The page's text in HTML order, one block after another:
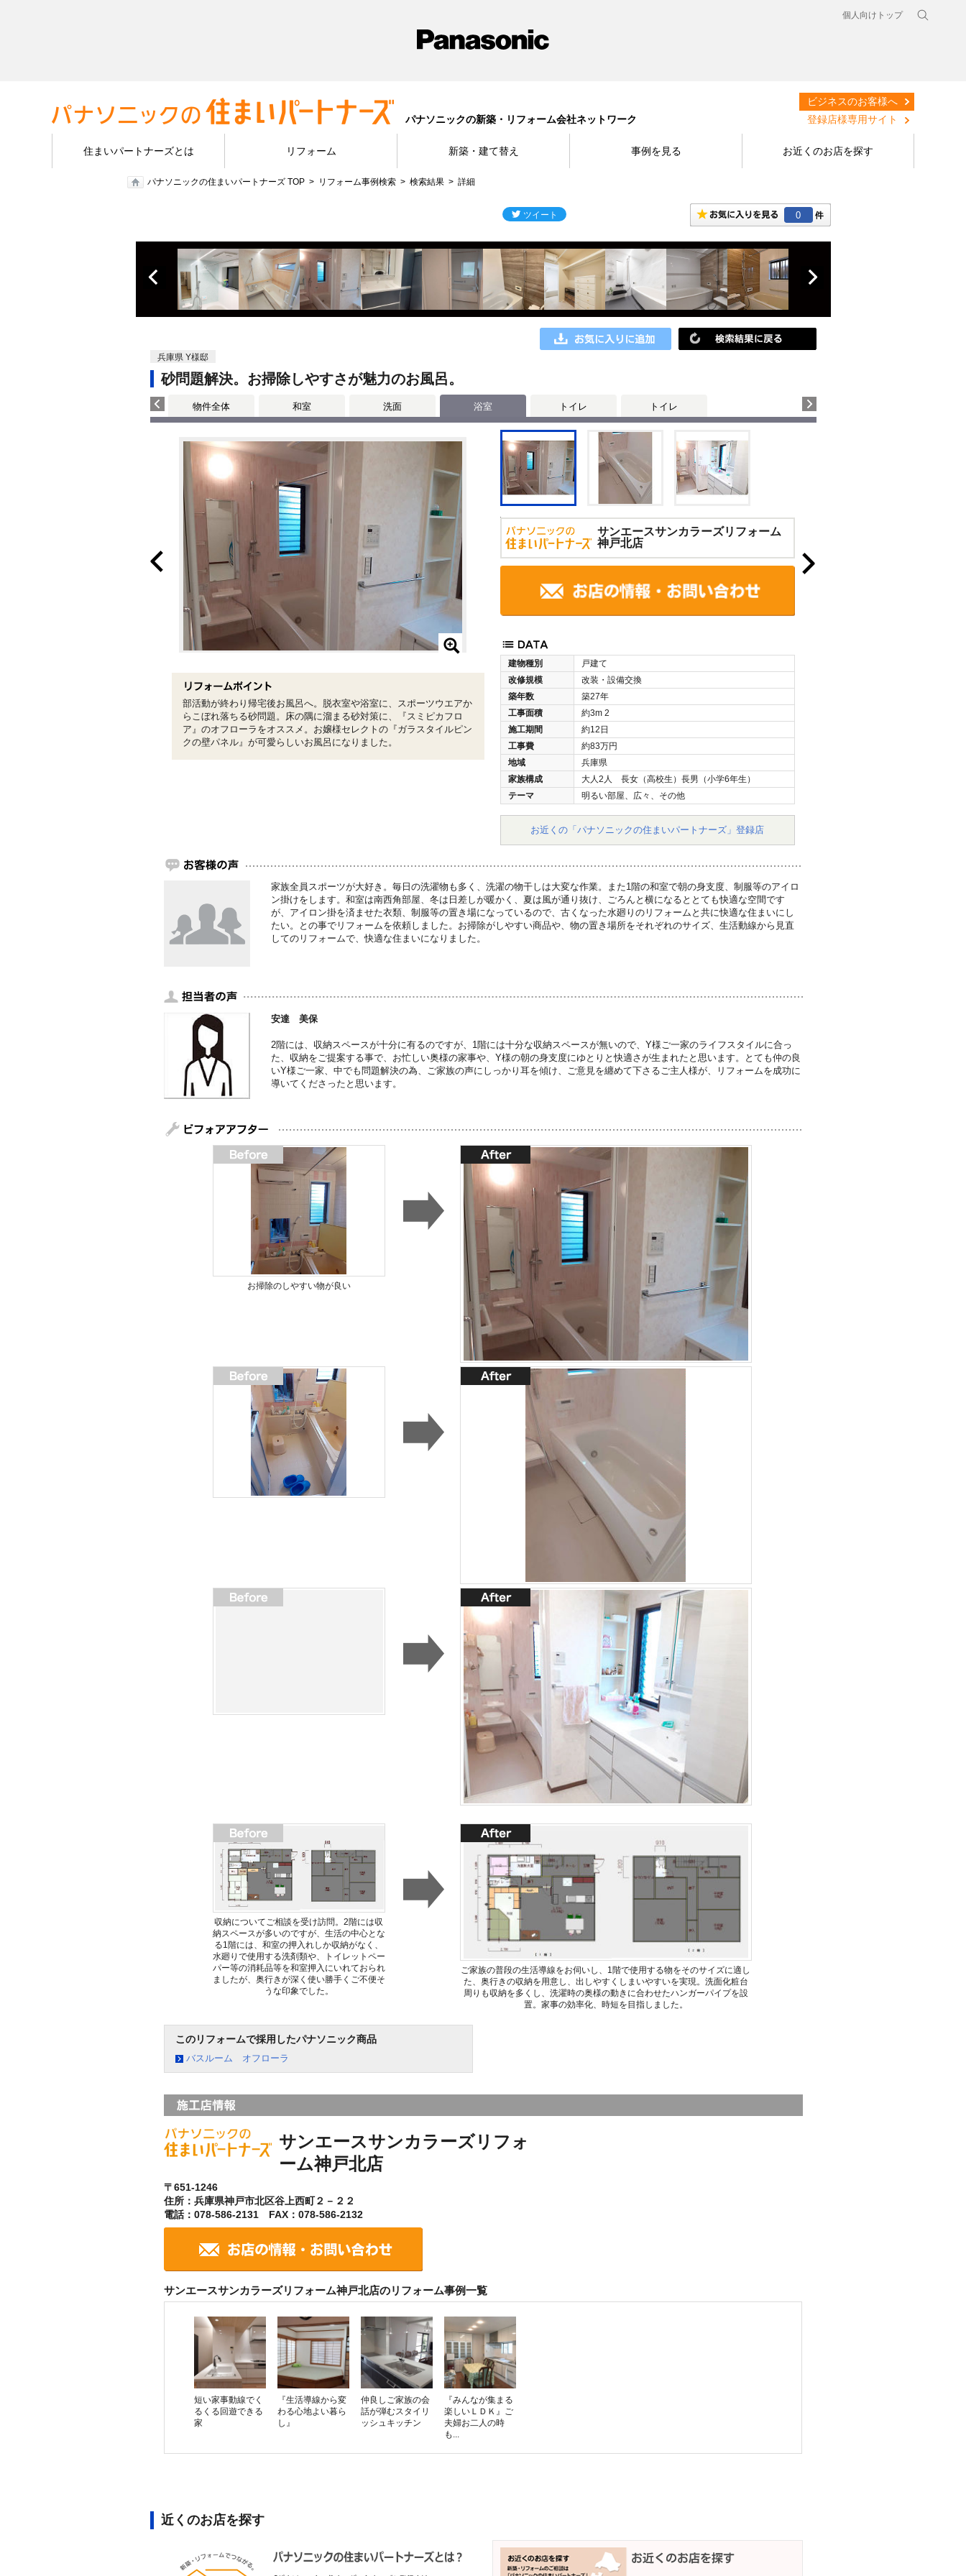
個人向けトップ
パナソニックの新築・リフォーム会社ネットワーク
ビジネスのお客様へ
登録店様専用サイト
住まいパートナーズとは リフォーム 新築・建て替え 事例を見る お近くのお店を探す
パナソニックの住まいパートナーズ TOP リフォーム事例検索 検索結果 詳細
0
兵庫県 Y様邸
砂問題解決。お掃除しやすさが魅力のお風呂。
物件全体 和室 洗面 浴室 トイレ トイレ
サンエースサンカラーズリフォーム
神戸北店
建物種別
戸建て
改修規模
改装・設備交換
築年数
築27年
工事面積
約3m 2
施工期間
約12日
工事費
約83万円
地域
兵庫県
家族構成
大人2人 長女（高校生）長男（小学6年生）
テーマ
明るい部屋、広々、その他
お近くの「パナソニックの住まいパートナーズ」登録店
部活動が終わり帰宅後お風呂へ。脱衣室や浴室に、スポーツウエアか
らこぼれ落ちる砂問題。床の隅に溜まる砂対策に、『スミピカフロ
ア』のオフローラをオススメ。お嬢様セレクトの『ガラスタイルピン
クの壁パネル』が可愛らしいお風呂になりました。
家族全員スポーツが大好き。毎日の洗濯物も多く、洗濯の物干しは大変な作業。また1階の和室で朝の身支度、制服等のアイロ
ン掛けをします。和室は南西角部屋、冬は日差しが暖かく、夏は風が通り抜け、ごろんと横になるととても快適な空間です
が、アイロン掛を済ませた衣類、制服等の置き場になっているので、古くなった水廻りのリフォームと共に快適な住まいにし
たい。との事でリフォームを依頼しました。お掃除がしやすい商品や、物の置き場所をそれぞれのサイズ、生活動線から見直
してのリフォームで、快適な住まいになりました。
安達 美保
2階には、収納スペースが十分に有るのですが、1階には十分な収納スペースが無いので、Y様ご一家のライフスタイルに合っ
た、収納をご提案する事で、お忙しい奥様の家事や、Y様の朝の身支度にゆとりと快適さが生まれたと思います。とても仲の良
いY様ご一家、中でも問題解決の為、ご家族の声にしっかり耳を傾け、ご意見を纏めて下さるご主人様が、リフォームを成功に
導いてくださったと思います。
お掃除のしやすい物が良い
収納についてご相談を受け訪問。2階には収
納スペースが多いのですが、生活の中心とな
る1階には、和室の押入れしか収納がなく、
水廻りで使用する洗剤類や、トイレットペー
パー等の消耗品等を和室押入にいれておられ
ましたが、奥行きが深く使い勝手くご不便そ
うな印象でした。
ご家族の普段の生活導線をお伺いし、1階で使用する物をそのサイズに適し
た、奥行きの収納を用意し、出しやすくしまいやすいを実現。洗面化粧台
周りも収納を多くし、洗濯時の奥様の動きに合わせたハンガーパイプを設
置。家事の効率化、時短を目指しました。
このリフォームで採用したパナソニック商品
バスルーム オフローラ
サンエースサンカラーズリフォ
ーム神戸北店
〒651-1246
住所：兵庫県神戸市北区谷上西町２－２２
電話：078-586-2131 FAX：078-586-2132
サンエースサンカラーズリフォーム神戸北店のリフォーム事例一覧
短い家事動線でく
るくる回遊できる
家
『生活導線から変
わる心地よい暮ら
し』
仲良しご家族の会
話が弾むスタイリ
ッシュキッチン
『みんなが集まる
楽しいＬＤＫ』ご
夫婦お二人の時
も...
近くのお店を探す